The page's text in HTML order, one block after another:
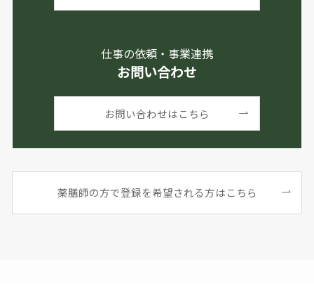
仕事の依頼・事業連携
お問い合わせ
お問い合わせはこちら
薬膳師の方で登録を希望される方はこちら